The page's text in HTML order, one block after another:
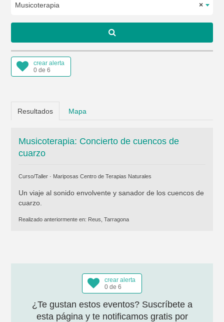
×
Musicoterapia
crear alerta
0 de 6
Resultados Mapa
Musicoterapia: Concierto de cuencos de
cuarzo
Curso/Taller · Mariposas Centro de Terapias Naturales
Un viaje al sonido envolvente y sanador de los cuencos de
cuarzo.
Realizado anteriormente en: Reus, Tarragona
crear alerta
0 de 6
¿Te gustan estos eventos? Suscríbete a
esta página y te notificamos gratis por